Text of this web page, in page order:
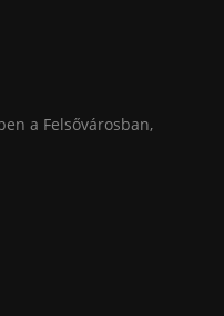
a Felsővárosban,